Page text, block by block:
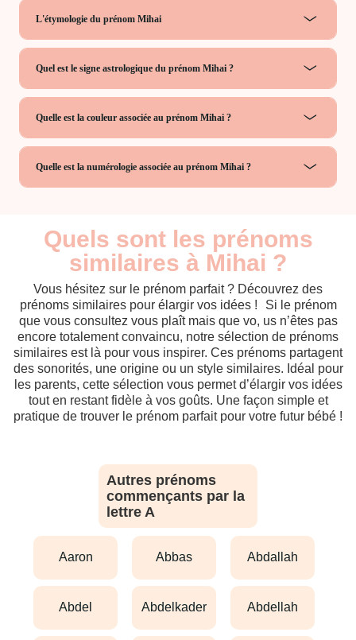
L'étymologie du prénom Mihai
Quel est le signe astrologique du prénom Mihai ?
Quelle est la couleur associée au prénom Mihai ?
Quelle est la numérologie associée au prénom Mihai ?
Quels sont les prénoms
similaires à Mihai ?
Vous hésitez sur le prénom parfait ? Découvrez des
prénoms similaires pour élargir vos idées ! Si le prénom
que vous consultez vous plaît mais que vo, us n’êtes pas
encore totalement convaincu, notre sélection de prénoms
similaires est là pour vous inspirer. Ces prénoms partagent
des sonorités, une origine ou un style similaires. Idéal pour
les parents, cette sélection vous permet d’élargir vos idées
tout en restant fidèle à vos goûts. Une façon simple et
pratique de trouver le prénom parfait pour votre futur bébé !
Autres prénoms
commençants par la
lettre A
aaron abbas abdallah
abdel abdelkader abdellah